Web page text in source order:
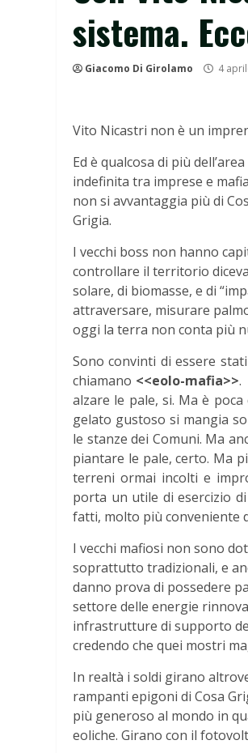
sistema.
Giacomo Di Girolamo 4
Vito Nicastri non è un
Ed è qualcosa di più
indefinita tra imprese e
non si avvantaggia più di
Grigia.
I vecchi boss non hanno
controllare il territorio
solare, di biomasse, e di
attraversare, misurare
oggi la terra non conta più
Sono convinti di essere
chiamano <<eolo-mafia>>.
alzare le pale, si. Ma è
gelato gustoso si mangia
le stanze dei Comuni. Ma
piantare le pale, certo. Ma
terreni ormai incolti e
porta un utile di esercizio
fatti, molto più conveniente
I vecchi mafiosi non sono
soprattutto tradizionali, e
danno prova di possedere
settore delle energie
infrastrutture di supporto
credendo che quei mostri
In realtà i soldi girano
rampanti epigoni di Cosa
più generoso al mondo in
eoliche. Girano con il